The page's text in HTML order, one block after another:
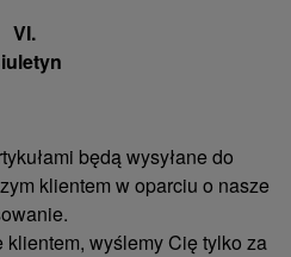
VI.
będą wysyłane do
klientem w oparciu o nasze
wyślemy Cię tylko za